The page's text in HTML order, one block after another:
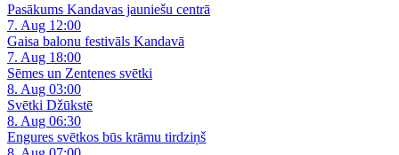
Pasākums Kandavas jauniešu centrā
7. Aug 12:00
Gaisa balonu festivāls Kandavā
7. Aug 18:00
Sēmes un Zentenes svētki
8. Aug 03:00
Svētki Džūkstē
8. Aug 06:30
Engures svētkos būs krāmu tirdziņš